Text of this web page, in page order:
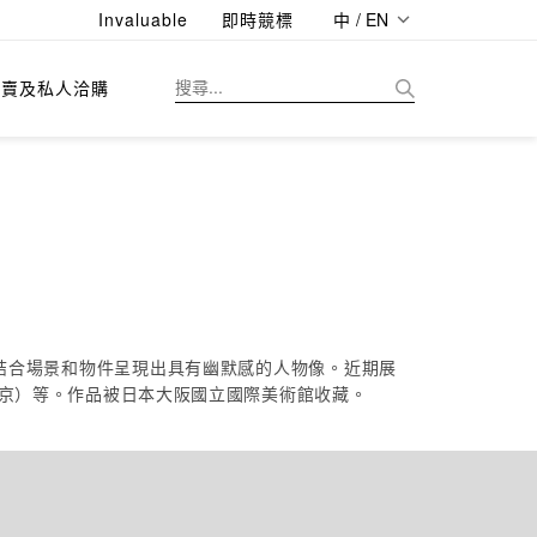
Invaluable 即時競標 中 / EN
及私人洽購
場景和物件呈現出具有幽默感的人物像。近期展
等。作品被日本大阪國立國際美術館收藏。